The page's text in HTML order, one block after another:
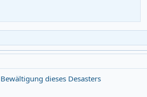
dieses Desasters